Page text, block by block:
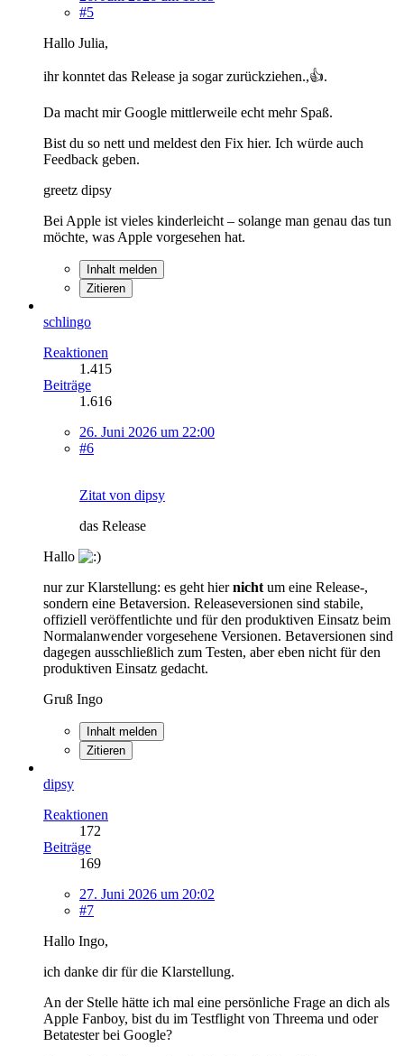
#5
Hallo Julia,
ihr konntet das Release ja sogar zurückziehen.,👍️.
Da macht mir Google mittlerweile echt mehr Spaß.
Bist du so nett und meldest den Fix hier. Ich würde auch
Feedback geben.
greetz dipsy
Bei Apple ist vieles kinderleicht – solange man genau das tun
möchte, was Apple vorgesehen hat.
Inhalt melden
Zitieren
schlingo
Reaktionen
1.415
Beiträge
1.616
26. Juni 2026 um 22:00
#6
Zitat von dipsy
das Release
Hallo
nur zur Klarstellung: es geht hiernicht um eine Release-,
sondern eine Betaversion. Releaseversionen sind stabile,
offiziell veröffentlichte und für den produktiven Einsatz beim
Normalanwender vorgesehene Versionen. Betaversionen sind
dagegen ausschließlich zum Testen, aber eben nicht für den
produktiven Einsatz gedacht.
Gruß Ingo
Inhalt melden
Zitieren
dipsy
Reaktionen
172
Beiträge
169
27. Juni 2026 um 20:02
#7
Hallo Ingo,
ich danke dir für die Klarstellung.
An der Stelle hätte ich mal eine persönliche Frage an dich als
Apple Fanboy, bist du im Testflight von Threema und oder
Betatester bei Google?